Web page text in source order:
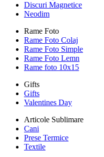
Discuri Magnetice
Neodim
Rame Foto
Rame Foto Colaj
Rame Foto Simple
Rame Foto Lemn
Rame foto 10x15
Gifts
Gifts
Valentines Day
Articole Sublimare
Cani
Prese Termice
Textile